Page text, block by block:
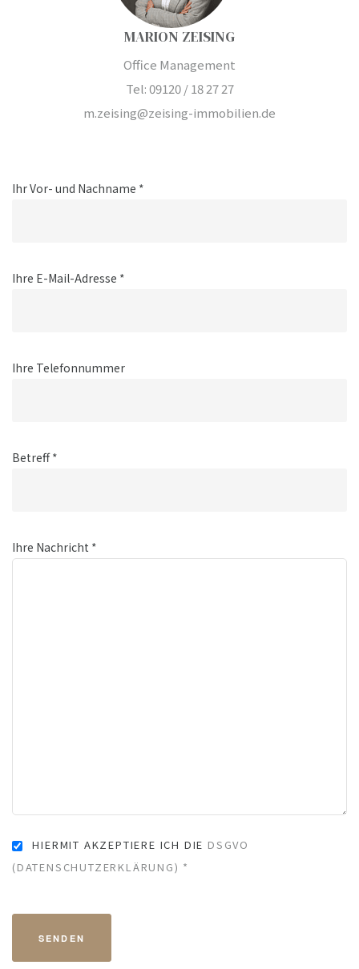
MARION ZEISING
Office Management
Tel: 09120 / 18 27 27
m.zeising@zeising-immobilien.de
Ihr Vor- und Nachname *
Ihre E-Mail-Adresse *
Ihre Telefonnummer
Betreff *
Ihre Nachricht *
HIERMIT AKZEPTIERE ICH DIE DSGVO
(DATENSCHUTZERKLÄRUNG) *